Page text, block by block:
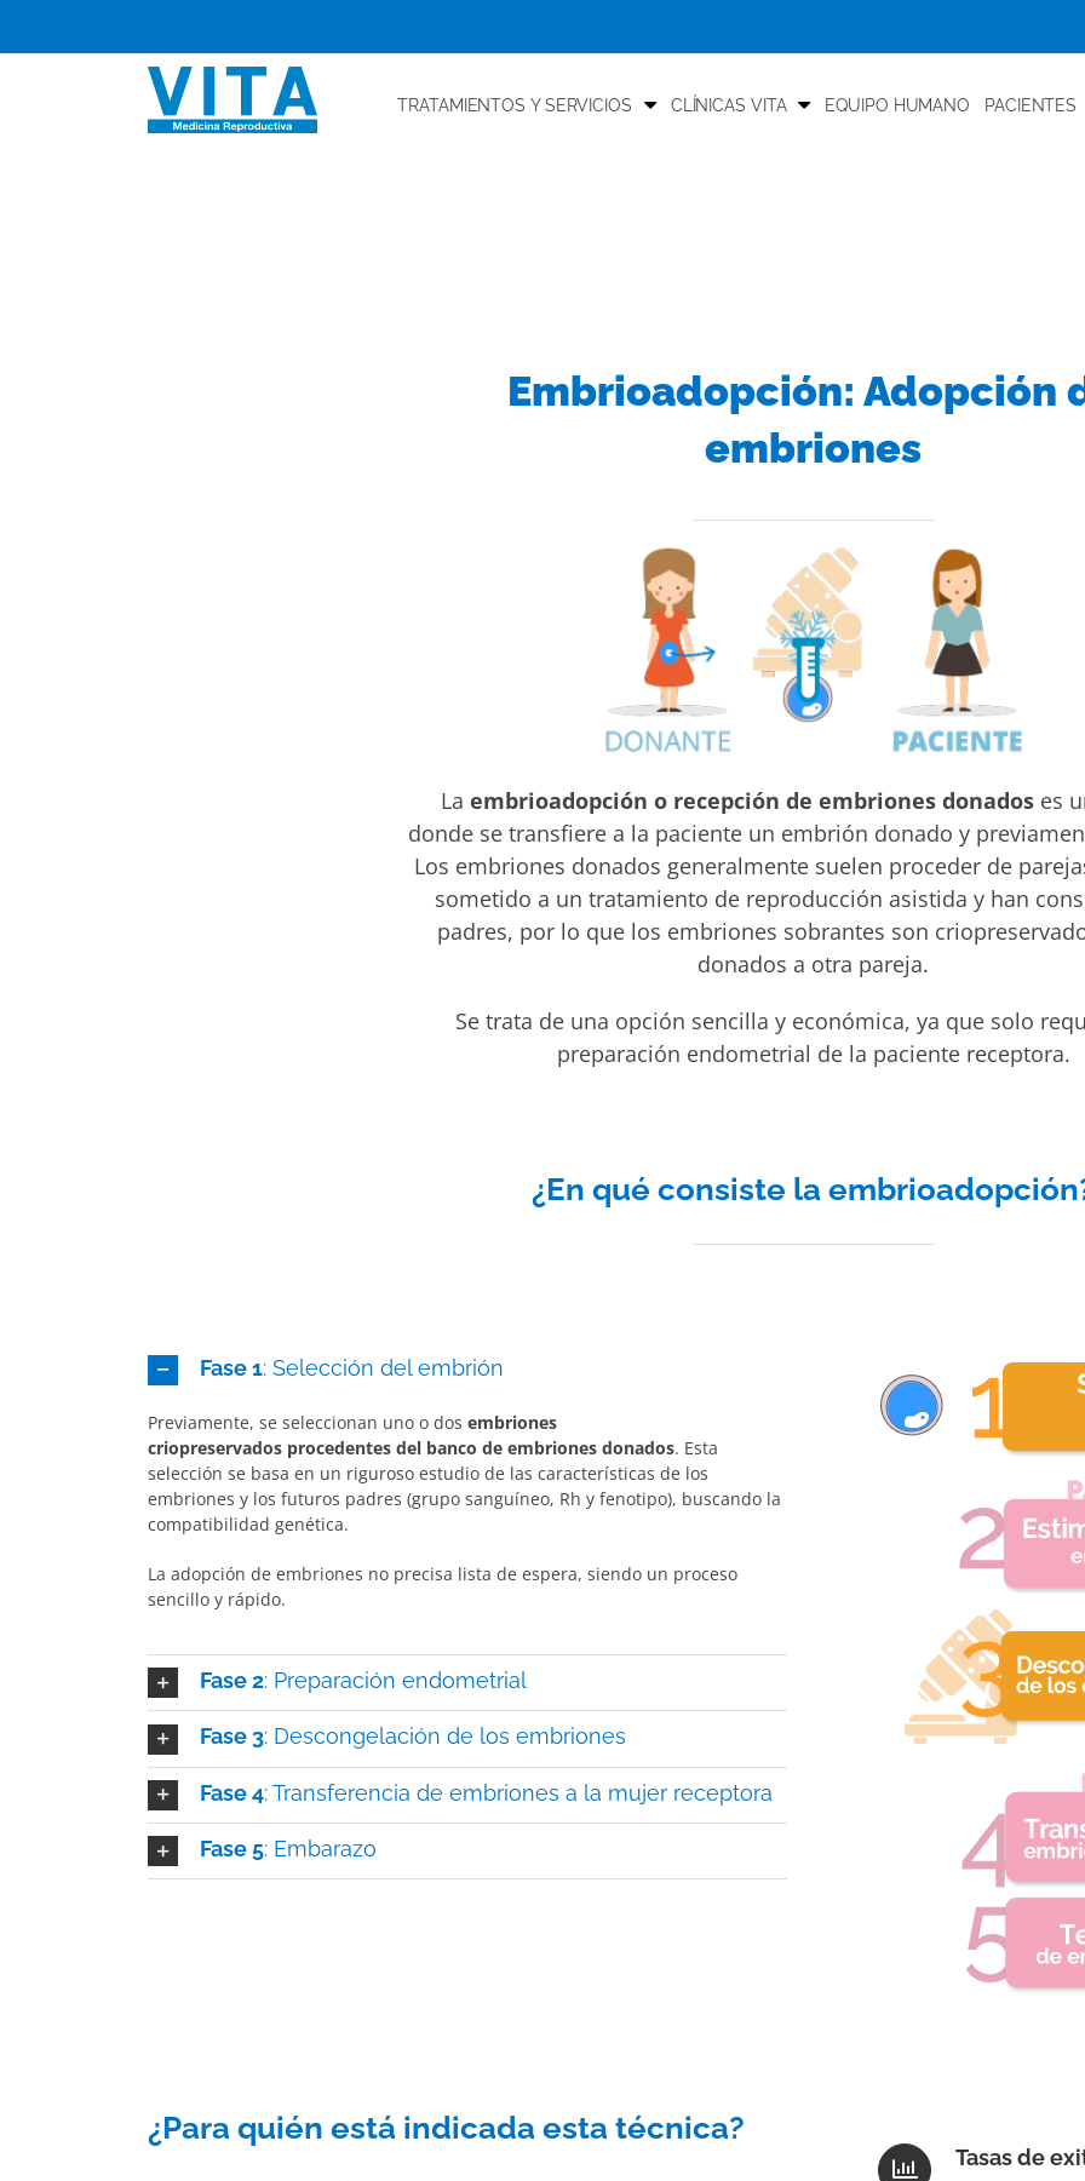
TRATAMIENTOS Y SERVICIOS CLÍNICAS VITA EQUIPO HUMANO PACIENTES
Embrioadopción: Adopción
embriones
La embrioadopción o recepción de embriones donados es
donde se transfiere a la paciente un embrión donado y
Los embriones donados generalmente suelen proceder de
sometido a un tratamiento de reproducción asistida y han
padres, por lo que los embriones sobrantes son
donados a otra pareja.
Se trata de una opción sencilla y económica, ya que solo
preparación endometrial de la paciente receptora.
¿En qué consiste la
Fase 1: Selección del embrión
Previamente, se seleccionan uno o dos embriones
criopreservados procedentes del banco de embriones donados. Esta
selección se basa en un riguroso estudio de las características de los
embriones y los futuros padres (grupo sanguíneo, Rh y fenotipo), buscando la
compatibilidad genética.
La adopción de embriones no precisa lista de espera, siendo un proceso
sencillo y rápido.
Fase 2: Preparación endometrial
Fase 3: Descongelación de los embriones
Fase 4: Transferencia de embriones a la mujer receptora
Fase 5: Embarazo
¿Para quién está indicada esta técnica?
Tasas de